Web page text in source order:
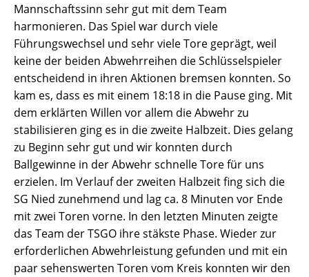
Mannschaftssinn sehr gut mit dem Team
harmonieren. Das Spiel war durch viele
Führungswechsel und sehr viele Tore geprägt, weil
keine der beiden Abwehrreihen die Schlüsselspieler
entscheidend in ihren Aktionen bremsen konnten. So
kam es, dass es mit einem 18:18 in die Pause ging. Mit
dem erklärten Willen vor allem die Abwehr zu
stabilisieren ging es in die zweite Halbzeit. Dies gelang
zu Beginn sehr gut und wir konnten durch
Ballgewinne in der Abwehr schnelle Tore für uns
erzielen. Im Verlauf der zweiten Halbzeit fing sich die
SG Nied zunehmend und lag ca. 8 Minuten vor Ende
mit zwei Toren vorne. In den letzten Minuten zeigte
das Team der TSGO ihre stäkste Phase. Wieder zur
erforderlichen Abwehrleistung gefunden und mit ein
paar sehenswerten Toren vom Kreis konnten wir den